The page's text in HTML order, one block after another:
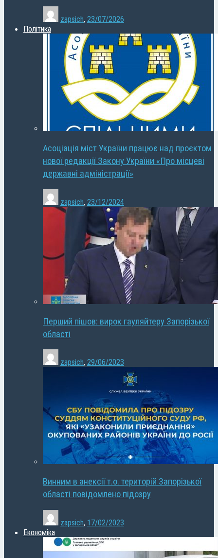
zapsich, 23/07/2026
Політика
Асоціація міст України працює над проєктом
нової редакції Закону України «Про місцеві
державні адміністрації»
zapsich, 23/12/2024
Перший пішов: вирок гауляйтеру Запорізької
області
zapsich, 29/06/2023
Винним в анексії т.о. територій Запорізької
області повідомлено підозру
zapsich, 17/02/2023
Економіка